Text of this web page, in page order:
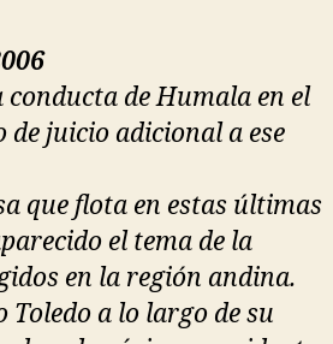
de Humala en el
juicio adicional a ese
que flota en estas últimas
el tema de la
en la región andina.
a lo largo de su